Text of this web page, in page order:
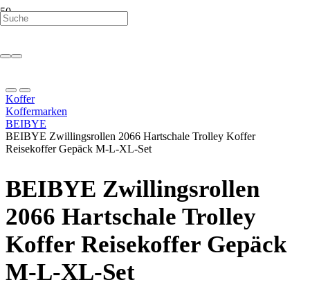
Koffer
Koffermarken
BEIBYE
BEIBYE Zwillingsrollen 2066 Hartschale Trolley Koffer
Reisekoffer Gepäck M-L-XL-Set
BEIBYE Zwillingsrollen
2066 Hartschale Trolley
Koffer Reisekoffer Gepäck
M-L-XL-Set